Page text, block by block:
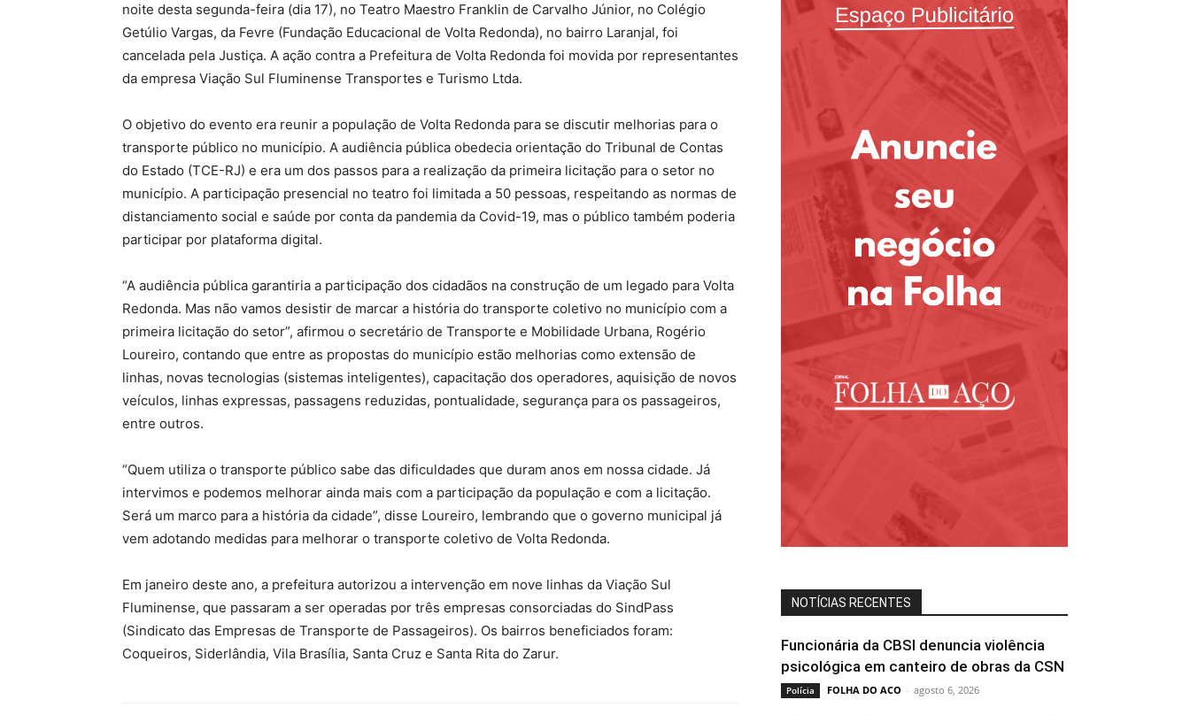
noite desta segunda-feira (dia 17), no Teatro Maestro Franklin de Carvalho Júnior, no Colégio
Getúlio Vargas, da Fevre (Fundação Educacional de Volta Redonda), no bairro Laranjal, foi
cancelada pela Justiça. A ação contra a Prefeitura de Volta Redonda foi movida por representantes
da empresa Viação Sul Fluminense Transportes e Turismo Ltda.
O objetivo do evento era reunir a população de Volta Redonda para se discutir melhorias para o
transporte público no município. A audiência pública obedecia orientação do Tribunal de Contas
do Estado (TCE-RJ) e era um dos passos para a realização da primeira licitação para o setor no
município. A participação presencial no teatro foi limitada a 50 pessoas, respeitando as normas de
distanciamento social e saúde por conta da pandemia da Covid-19, mas o público também poderia
participar por plataforma digital.
“A audiência pública garantiria a participação dos cidadãos na construção de um legado para Volta
Redonda. Mas não vamos desistir de marcar a história do transporte coletivo no município com a
primeira licitação do setor”, afirmou o secretário de Transporte e Mobilidade Urbana, Rogério
Loureiro, contando que entre as propostas do município estão melhorias como extensão de
linhas, novas tecnologias (sistemas inteligentes), capacitação dos operadores, aquisição de novos
veículos, linhas expressas, passagens reduzidas, pontualidade, segurança para os passageiros,
entre outros.
“Quem utiliza o transporte público sabe das dificuldades que duram anos em nossa cidade. Já
intervimos e podemos melhorar ainda mais com a participação da população e com a licitação.
Será um marco para a história da cidade”, disse Loureiro, lembrando que o governo municipal já
vem adotando medidas para melhorar o transporte coletivo de Volta Redonda.
Em janeiro deste ano, a prefeitura autorizou a intervenção em nove linhas da Viação Sul
Fluminense, que passaram a ser operadas por três empresas consorciadas do SindPass
(Sindicato das Empresas de Transporte de Passageiros). Os bairros beneficiados foram:
Coqueiros, Siderlândia, Vila Brasília, Santa Cruz e Santa Rita do Zarur.
NOTÍCIAS RECENTES
Funcionária da CBSI denuncia violência
psicológica em canteiro de obras da CSN
Polícia FOLHA DO ACO - agosto 6, 2026